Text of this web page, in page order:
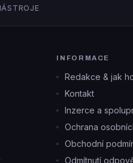
INFORMACE
Redakce & jak
Kontakt
Inzerce a
Ochrana
Obchodní
Odmítnutí